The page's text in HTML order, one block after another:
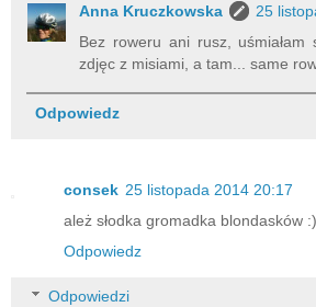
Anna Kruczkowska
25
Bez roweru ani rusz, uśmiałam
zdjęc z misiami, a tam... same
Odpowiedz
consek 25 listopada 2014 20:17
ależ słodka gromadka blondasków :)
Odpowiedz
Odpowiedzi